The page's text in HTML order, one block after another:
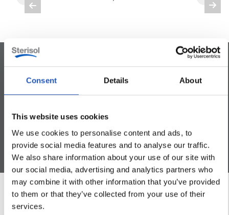
Consent Details About
This website uses cookies
We use cookies to personalise content and ads, to
provide social media features and to analyse our traffic.
We also share information about your use of our site with
our social media, advertising and analytics partners who
may combine it with other information that you’ve provided
to them or that they’ve collected from your use of their
services.
 
Säilöntäaineeton
Ilman silikoneja
Koko keholle